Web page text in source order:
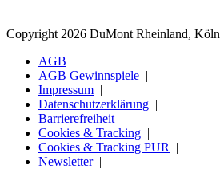
Copyright 2026 DuMont Rheinland, Köln
AGB
AGB Gewinnspiele
Impressum
Datenschutzerklärung
Barrierefreiheit
Cookies & Tracking
Cookies & Tracking PUR
Newsletter